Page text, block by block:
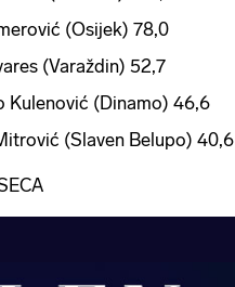
(Osijek) 78,0
(Varaždin) 52,7
Kulenović (Dinamo) 46,6
(Slaven Belupo) 40,6